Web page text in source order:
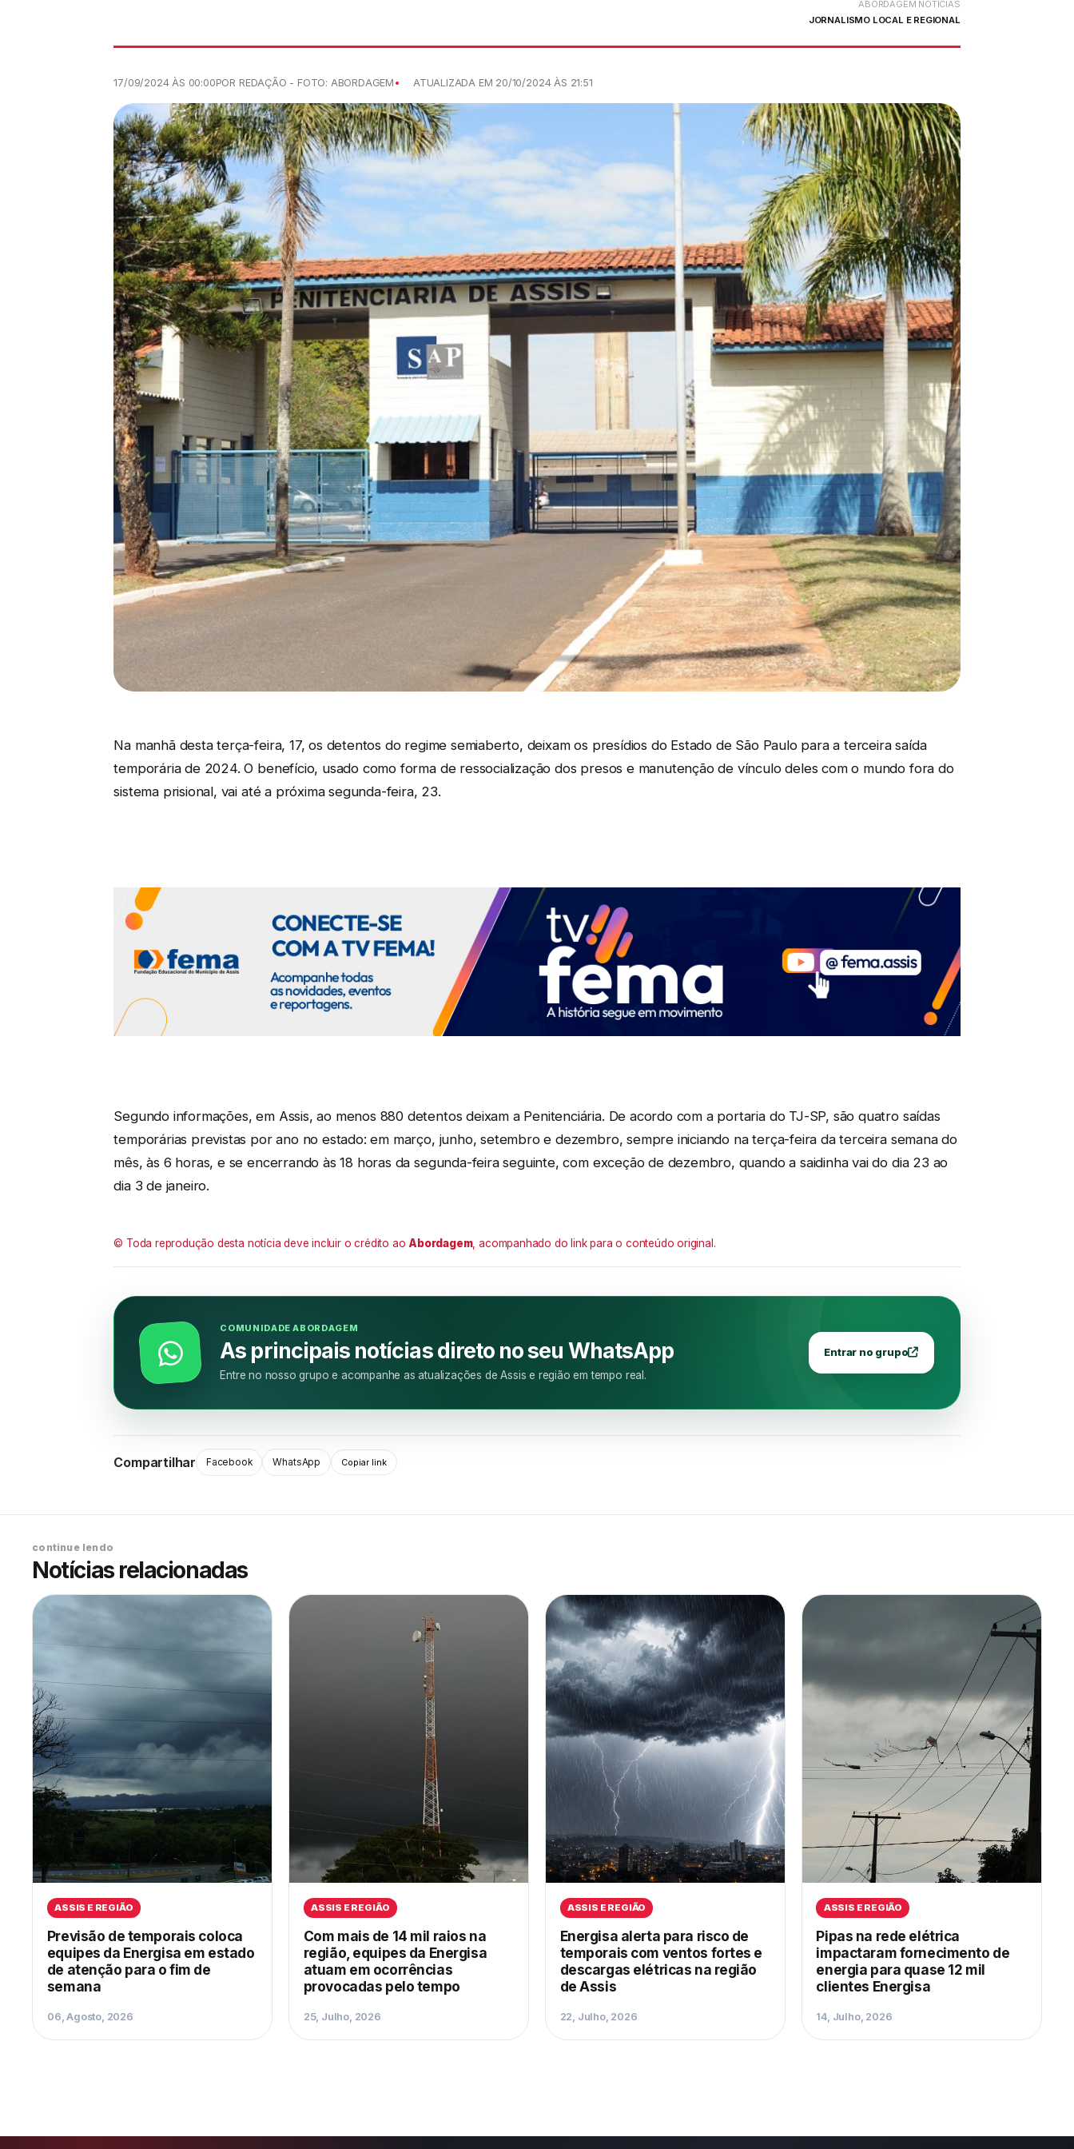
ABORDAGEM NOTÍCIAS
JORNALISMO LOCAL E REGIONAL
17/09/2024 ÀS 00:00POR REDAÇÃO - FOTO: ABORDAGEM ATUALIZADA EM 20/10/2024 ÀS 21:51
Na manhã desta terça-feira, 17, os detentos do regime semiaberto, deixam os presídios do Estado de São Paulo para a terceira saída
temporária de 2024. O benefício, usado como forma de ressocialização dos presos e manutenção de vínculo deles com o mundo fora do
sistema prisional, vai até a próxima segunda-feira, 23.
Segundo informações, em Assis, ao menos 880 detentos deixam a Penitenciária. De acordo com a portaria do TJ-SP, são quatro saídas
temporárias previstas por ano no estado: em março, junho, setembro e dezembro, sempre iniciando na terça-feira da terceira semana do
mês, às 6 horas, e se encerrando às 18 horas da segunda-feira seguinte, com exceção de dezembro, quando a saidinha vai do dia 23 ao
dia 3 de janeiro.
© Toda reprodução desta notícia deve incluir o crédito ao Abordagem, acompanhado do link para o conteúdo original.
COMUNIDADE ABORDAGEM
As principais notícias direto no seu WhatsApp
Entre no nosso grupo e acompanhe as atualizações de Assis e região em tempo real.
Entrar no grupo
Compartilhar Facebook WhatsApp Copiar link
continue lendo
Notícias relacionadas
ASSIS E REGIÃO
Previsão de temporais coloca
equipes da Energisa em estado
de atenção para o fim de
semana
06, Agosto, 2026
ASSIS E REGIÃO
Com mais de 14 mil raios na
região, equipes da Energisa
atuam em ocorrências
provocadas pelo tempo
25, Julho, 2026
ASSIS E REGIÃO
Energisa alerta para risco de
temporais com ventos fortes e
descargas elétricas na região
de Assis
22, Julho, 2026
ASSIS E REGIÃO
Pipas na rede elétrica
impactaram fornecimento de
energia para quase 12 mil
clientes Energisa
14, Julho, 2026